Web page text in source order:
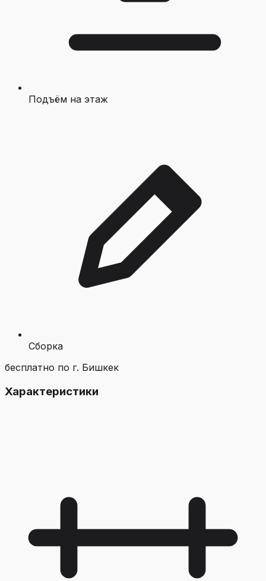
Подъём на этаж
Сборка
бесплатно по г. Бишкек
Характеристики